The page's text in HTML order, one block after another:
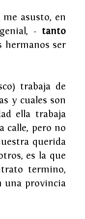
asusto, en
- tanto
hermanos ser
trabaja de
y cuales son
ella trabaja
calle, pero no
querida
es la que
termino,
una provincia